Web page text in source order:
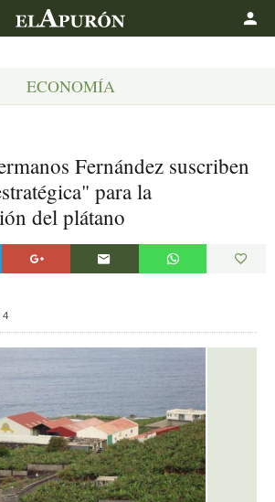
ECONOMÍA
Fernández suscriben
para la
del plátano
4